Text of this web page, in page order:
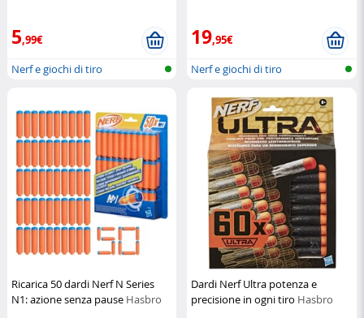
5,99€
Nerf e giochi di tiro
19,95€
Nerf e giochi di tiro
Ricarica 50 dardi Nerf N Series
N1: azione senza pause Hasbro
Dardi Nerf Ultra potenza e
precisione in ogni tiro Hasbro